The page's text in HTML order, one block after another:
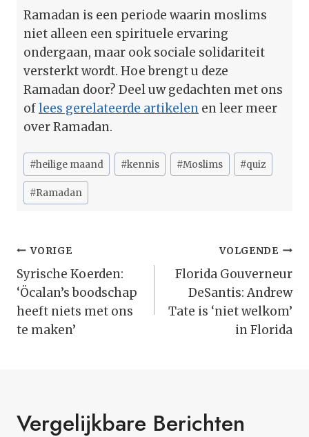
Ramadan is een periode waarin moslims
niet alleen een spirituele ervaring
ondergaan, maar ook sociale solidariteit
versterkt wordt. Hoe brengt u deze
Ramadan door? Deel uw gedachten met ons
oflees gerelateerde artikelen en leer meer
over Ramadan.
Bericht
tags:
#heilige maand #kennis #Moslims #quiz
#Ramadan
Bericht
Navigatie
VORIGE
Syrische Koerden:
‘Öcalan’s boodschap
heeft niets met ons
te maken’
VOLGENDE
Florida Gouverneur
DeSantis: Andrew
Tate is ‘niet welkom’
in Florida
Vergelijkbare Berichten